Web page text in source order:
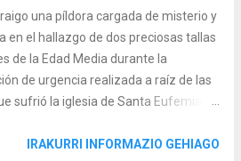
protagonizó el mundakarra José
de Luzarraga, salvando la vida de
en una de las peores, sino
Galerna de la historia. La Galerna de
bien, cuando llegamos a la
se describe una curiosa historia que
una píldora cargada de misterio y
en el hallazgo de dos preciosas tallas
de la Edad Media durante la
de urgencia realizada a raíz de las
sufrió la iglesia de Santa Eufemia a
la firmo junto con Jesús Muñíz
IRAKURRI INFORMAZIO GEHIAGO